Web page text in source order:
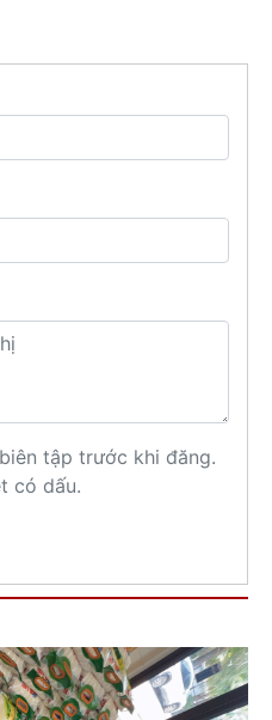
tập trước khi đăng.
có dấu.